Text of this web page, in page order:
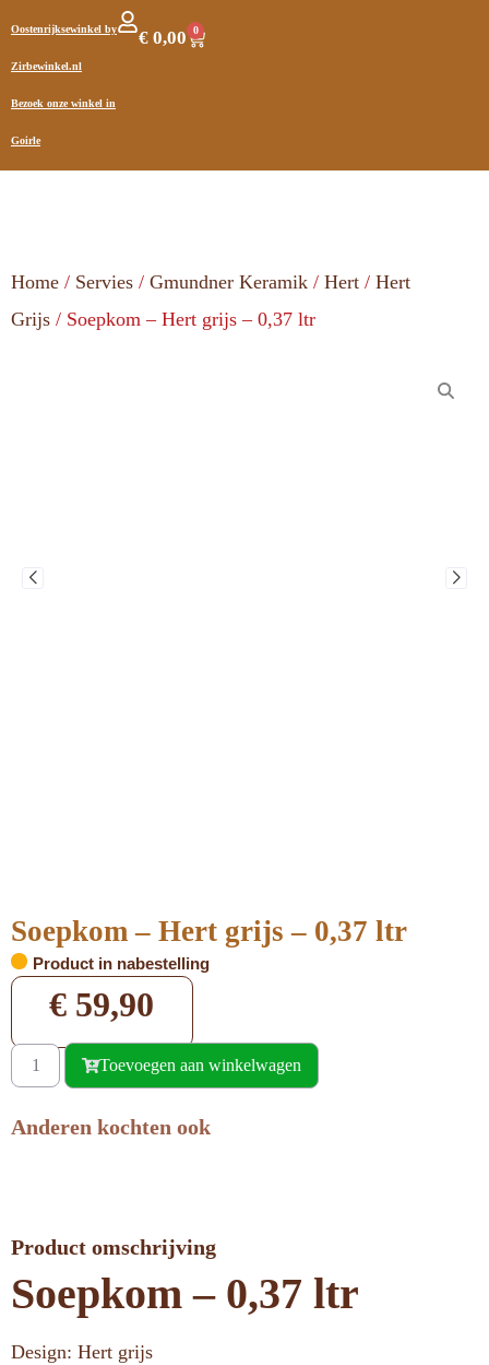
Oostenrijksewinkel by
Zirbewinkel.nl
Bezoek onze winkel in
Goirle
€ 0,00 0
Home / Servies / Gmundner Keramik / Hert / Hert
Grijs / Soepkom – Hert grijs – 0,37 ltr
Soepkom – Hert grijs – 0,37 ltr
Product in nabestelling
€ 59,90
Toevoegen aan winkelwagen
Anderen kochten ook
Product omschrijving
Soepkom – 0,37 ltr
Design: Hert grijs